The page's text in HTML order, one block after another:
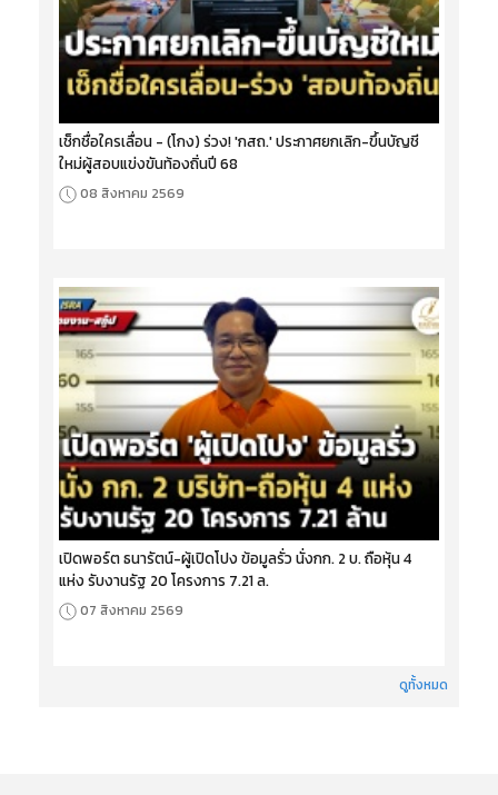
เช็กชื่อใครเลื่อน - (โกง) ร่วง! 'กสถ.' ประกาศยกเลิก-ขึ้นบัญชี
ใหม่ผู้สอบแข่งขันท้องถิ่นปี 68
08 สิงหาคม 2569
เปิดพอร์ต ธนารัตน์-ผู้เปิดโปง ข้อมูลรั่ว นั่งกก. 2 บ. ถือหุ้น 4
แห่ง รับงานรัฐ 20 โครงการ 7.21 ล.
07 สิงหาคม 2569
ดูทั้งหมด